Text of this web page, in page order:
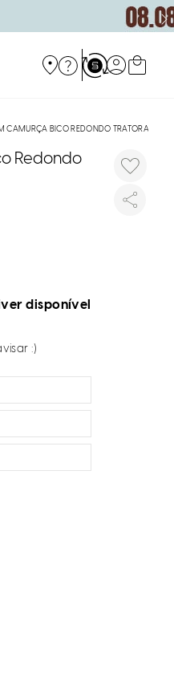
CAMURÇA BICO REDONDO TRATORADO
Redondo
disponível
:)